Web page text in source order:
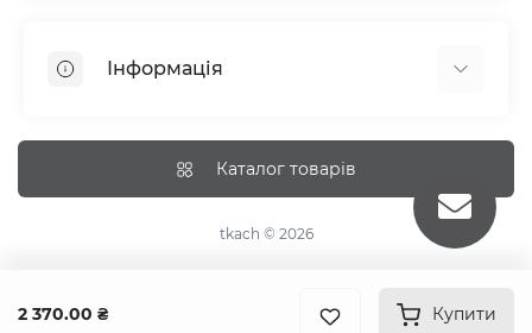
2 370.00 ₴ Купити
Простирадла на резинці
Інформація
Доставка
Каталог товарів
tkach © 2026